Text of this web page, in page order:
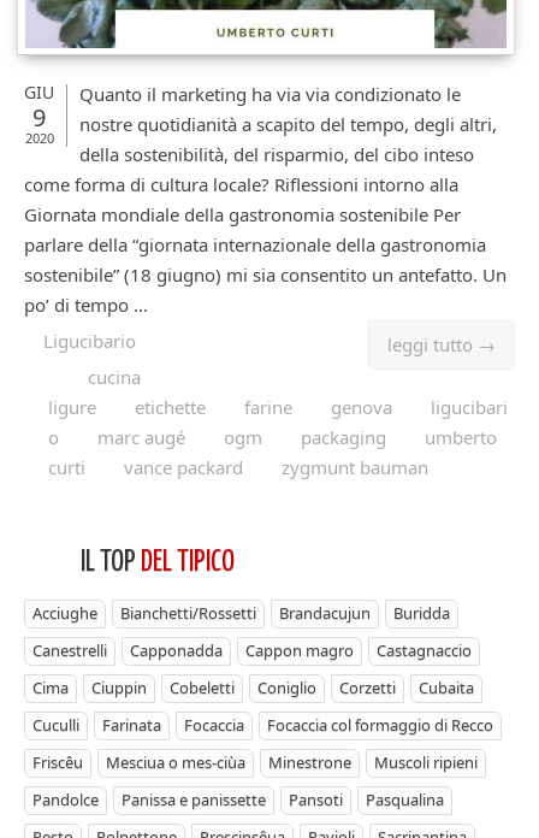
GIU
9
2020
Quanto il marketing ha via via condizionato le
nostre quotidianità a scapito del tempo, degli altri,
della sostenibilità, del risparmio, del cibo inteso
come forma di cultura locale? Riflessioni intorno alla
Giornata mondiale della gastronomia sostenibile Per
parlare della “giornata internazionale della gastronomia
sostenibile” (18 giugno) mi sia consentito un antefatto. Un
po’ di tempo ...
leggi tutto →
Ligucibario
cucina
ligure
etichette farine genova
ligucibari
o
marc augé ogm packaging
umberto
curti
vance packard zygmunt bauman
IL TOP DEL TIPICO
Acciughe Bianchetti/Rossetti Brandacujun
Buridda
Canestrelli
Capponadda Cappon magro
Castagnaccio
Cima
Ciuppin Cobeletti Coniglio Corzetti
Cubaita
Cuculli
Farinata Focaccia
Focaccia col formaggio di Recco
Friscêu
Mesciua o mes-ciùa Minestrone
Muscoli ripieni
Pandolce
Panissa e panissette Pansoti
Pasqualina